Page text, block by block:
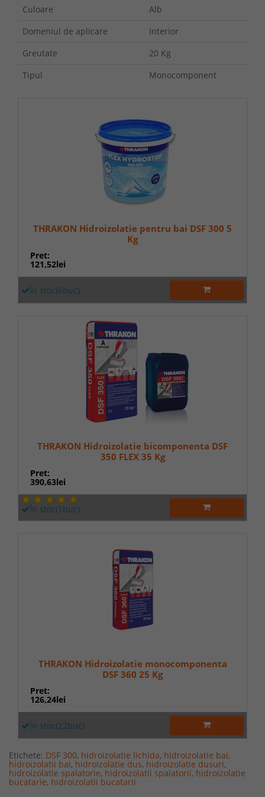
Culoare
Alb
Domeniul de aplicare
Interior
Greutate
20 Kg
Tipul
Monocomponent
THRAKON Hidroizolatie pentru bai DSF 300 5
Kg
Pret:
121,52lei
În stoc(6buc)
THRAKON Hidroizolatie bicomponenta DSF
350 FLEX 35 Kg
Pret:
390,63lei
În stoc(1buc)
THRAKON Hidroizolatie monocomponenta
DSF 360 25 Kg
Pret:
126,24lei
În stoc(22buc)
Etichete: DSF 300, hidroizolatie lichida, hidroizolatie bai,
hidroizolatii bai, hidroizolatie dus, hidroizolatie dusuri,
hidroizolatie spalatorie, hidroizolatii spalatorii, hidroizolatie
bucatarie, hidroizolatii bucatarii